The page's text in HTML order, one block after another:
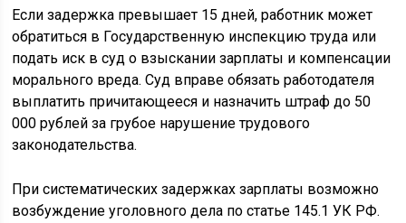
Если задержка превышает 15 дней, работник может
обратиться в Государственную инспекцию труда или
подать иск в суд о взыскании зарплаты и компенсации
морального вреда. Суд вправе обязать работодателя
выплатить причитающееся и назначить штраф до 50
000 рублей за грубое нарушение трудового
законодательства.
При систематических задержках зарплаты возможно
возбуждение уголовного дела по статье 145.1 УК РФ.